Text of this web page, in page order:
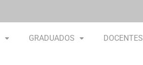
GRADUADOS DOCENTES